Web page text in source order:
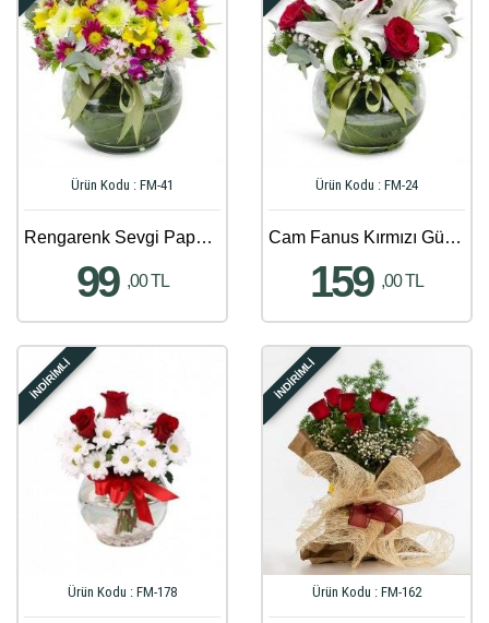
Ürün Kodu : FM-41
Rengarenk Sevgi Papatya Aranjmanı
99 ,00 TL
Ürün Kodu : FM-24
Cam Fanus Kırmızı Güllerle Lilyum Aranjmanı
159 ,00 TL
İNDİRİMLİ
Ürün Kodu : FM-178
İNDİRİMLİ
Ürün Kodu : FM-162